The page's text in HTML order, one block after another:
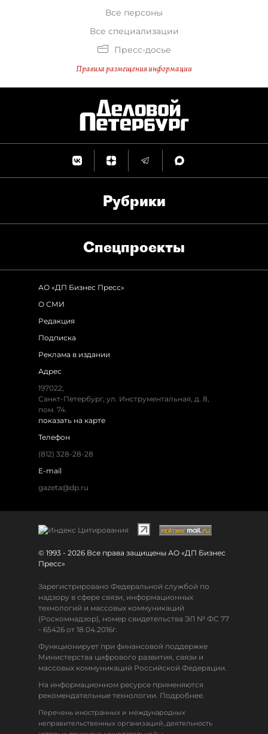
Все персоны
Все специализации
Пресс-досье
Правила размещения информации
Рубрики
Спец­проекты
АО «ДП Бизнес Пресс»
О СМИ
Редакция
Подписка
Реклама в издании
Адрес
197022,
Санкт-Петербург, ул. Инструментальная, д. 8,
пом. 74.
показать на карте
Телефон
(812) 328-28-28
E-mail
gazeta@dp.ru
© 1993 - 2026 Все права защищены АО «ДП Бизнес
Пресс»
Зарегистрировано Федеральной службой по
надзору в сфере связи, информационных
технологий и массовых коммуникаций
(Роскомнадзор), номер свидетельства ЭЛ № ФС 77
- 65426 от 18.04.2016г.
Функционирует при финансовой поддержке
Министерства цифрового развития, связи и
массовых коммуникаций Российской Федерации.
На информационном ресурсе применяются
рекомендательные технологии. Подробнее.
Перечень иностранных и международных
неправительственных организаций, деятельность